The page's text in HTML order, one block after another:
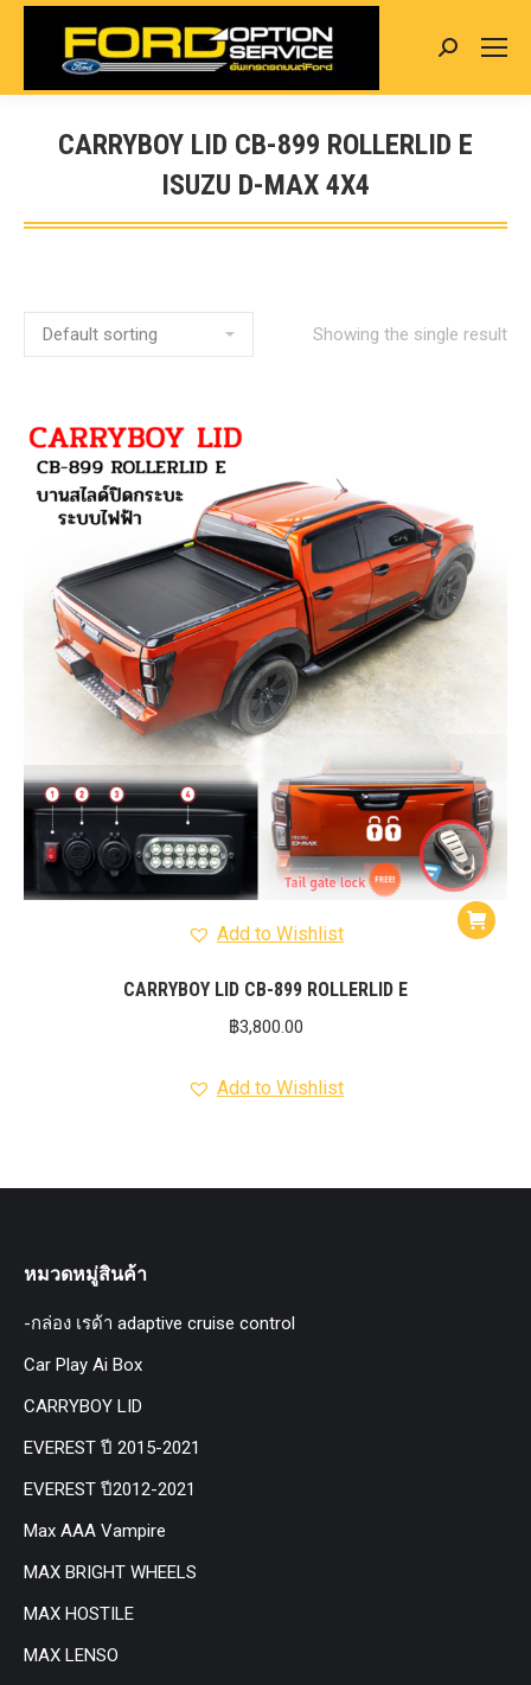
Search:
CARRYBOY LID CB-899 ROLLERLID E
ISUZU D-MAX 4X4
You are here:
Showing the single result
Add to Wishlist
CARRYBOY LID CB-899 ROLLERLID E
฿3,800.00
Add to Wishlist
หมวดหมู่สินค้า
-กล่อง เรด้า adaptive cruise control
Car Play Ai Box
CARRYBOY LID
EVEREST ปี 2015-2021
EVEREST ปี2012-2021
Max AAA Vampire
MAX BRIGHT WHEELS
MAX HOSTILE
MAX LENSO